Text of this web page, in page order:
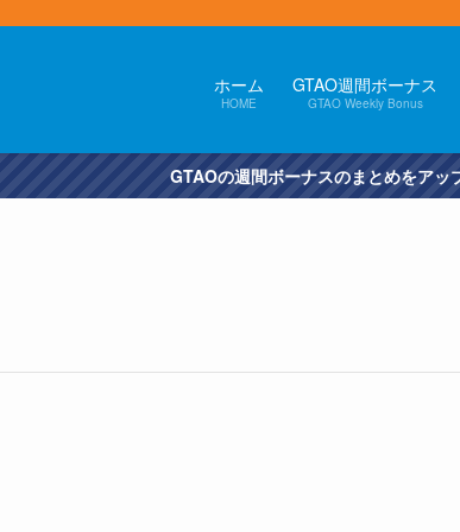
ホーム
HOME
GTAO週間ボーナス
GTAO Weekly Bonus
ナスのまとめをアップしました。（次回の更新は10/6予定）